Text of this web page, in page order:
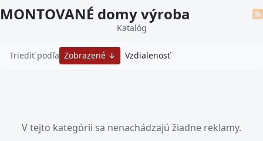
MONTOVANÉ domy výroba
Katalóg
Triediť podľa Zobrazené Vzdialenosť
V tejto kategórii sa nenachádzajú žiadne reklamy.